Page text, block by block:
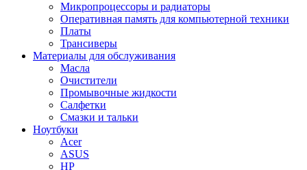
Микропроцессоры и радиаторы
Оперативная память для компьютерной техники
Платы
Трансиверы
Материалы для обслуживания
Масла
Очистители
Промывочные жидкости
Салфетки
Смазки и тальки
Ноутбуки
Acer
ASUS
HP